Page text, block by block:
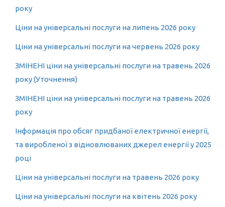
року
Ціни на універсальні послуги на липень 2026 року
Ціни на універсальні послуги на червень 2026 року
ЗМІНЕНІ ціни на універсальні послуги на травень 2026
року (Уточнення)
ЗМІНЕНІ ціни на універсальні послуги на травень 2026
року
Інформація про обсяг придбаної електричної енергії,
та виробленої з відновлюваних джерел енергії у 2025
році
Ціни на універсальні послуги на травень 2026 року
Ціни на універсальні послуги на квітень 2026 року